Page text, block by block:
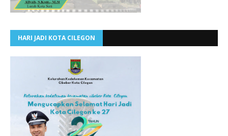
HARI JADI KOTA CILEGON